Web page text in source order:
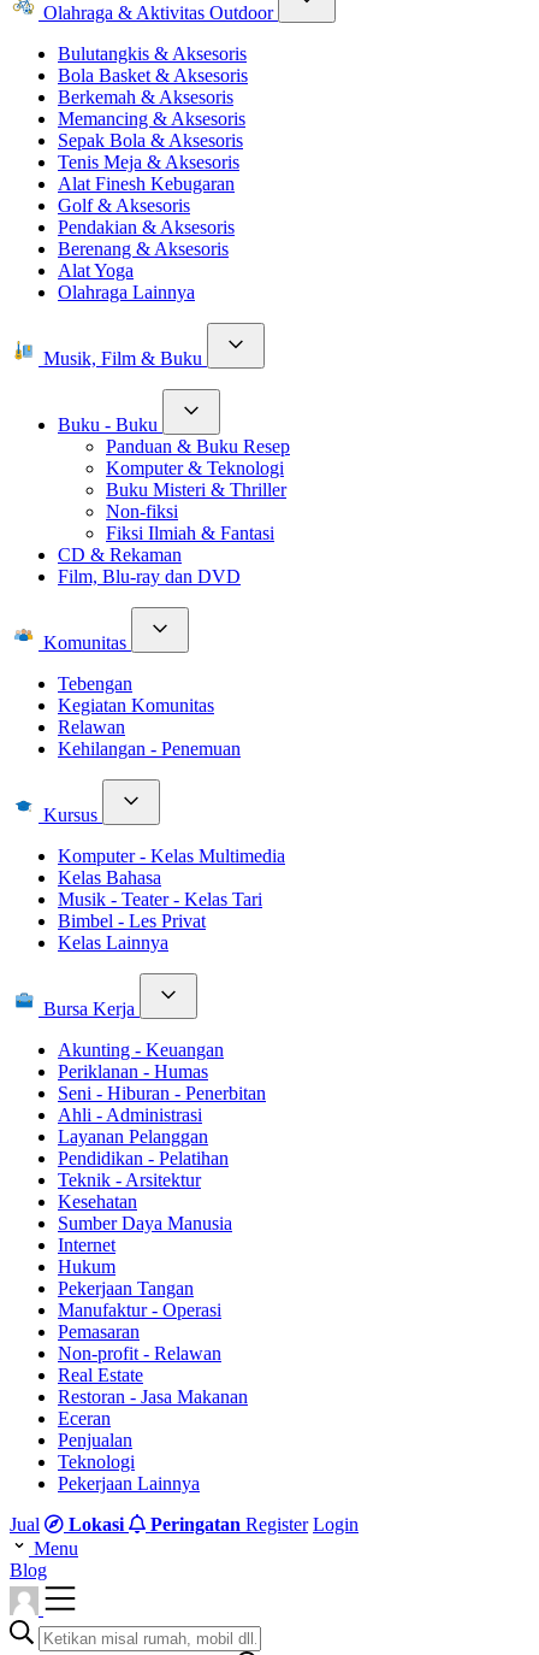
Olahraga & Aktivitas Outdoor
Bulutangkis & Aksesoris
Bola Basket & Aksesoris
Berkemah & Aksesoris
Memancing & Aksesoris
Sepak Bola & Aksesoris
Tenis Meja & Aksesoris
Alat Finesh Kebugaran
Golf & Aksesoris
Pendakian & Aksesoris
Berenang & Aksesoris
Alat Yoga
Olahraga Lainnya
Musik, Film & Buku
Buku - Buku
Panduan & Buku Resep
Komputer & Teknologi
Buku Misteri & Thriller
Non-fiksi
Fiksi Ilmiah & Fantasi
CD & Rekaman
Film, Blu-ray dan DVD
Komunitas
Tebengan
Kegiatan Komunitas
Relawan
Kehilangan - Penemuan
Kursus
Komputer - Kelas Multimedia
Kelas Bahasa
Musik - Teater - Kelas Tari
Bimbel - Les Privat
Kelas Lainnya
Bursa Kerja
Akunting - Keuangan
Periklanan - Humas
Seni - Hiburan - Penerbitan
Ahli - Administrasi
Layanan Pelanggan
Pendidikan - Pelatihan
Teknik - Arsitektur
Kesehatan
Sumber Daya Manusia
Internet
Hukum
Pekerjaan Tangan
Manufaktur - Operasi
Pemasaran
Non-profit - Relawan
Real Estate
Restoran - Jasa Makanan
Eceran
Penjualan
Teknologi
Pekerjaan Lainnya
Jual
Lokasi Peringatan Register Login
Menu
Blog